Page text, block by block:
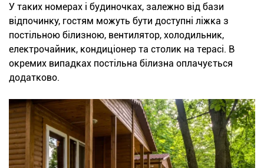
У таких номерах і будиночках, залежно від бази
відпочинку, гостям можуть бути доступні ліжка з
постільною білизною, вентилятор, холодильник,
електрочайник, кондиціонер та столик на терасі. В
окремих випадках постільна білизна оплачується
додатково.